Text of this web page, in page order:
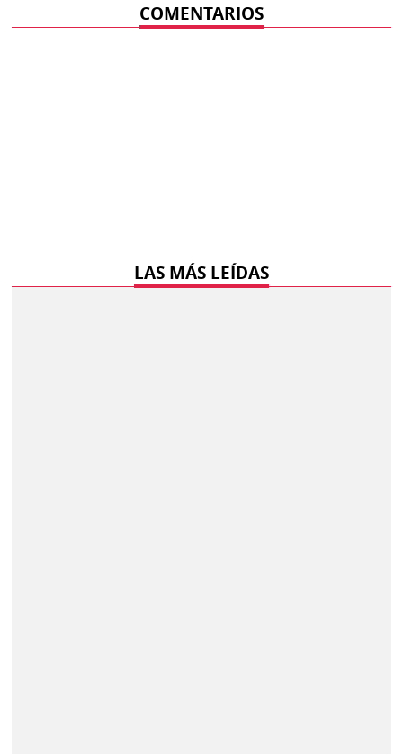
COMENTARIOS
LAS MÁS LEÍDAS